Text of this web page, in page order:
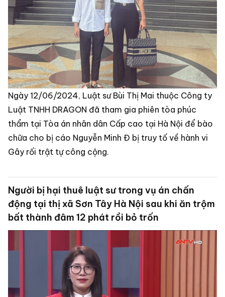
Ngày 12/06/2024, Luật sư Bùi Thị Mai thuộc Công ty
Luật TNHH DRAGON đã tham gia phiên tòa phúc
thẩm tại Tòa án nhân dân Cấp cao tại Hà Nội để bào
chữa cho bị cáo Nguyễn Minh Đ bị truy tố về hành vi
Gây rối trật tự công cộng.
Người bị hại thuê luật sư trong vụ án chấn
động tại thị xã Sơn Tây Hà Nội sau khi ăn trộm
bất thành đâm 12 phát rồi bỏ trốn